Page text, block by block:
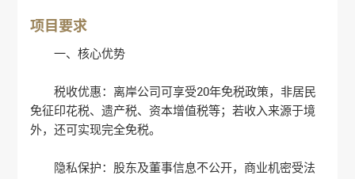
项目要求
一、核心优势
‌税收优惠‌：离岸公司可享受20年免税政策，非居民
免征印花税、遗产税、资本增值税等‌；若收入来源于境
外，还可实现完全免税‌。
‌隐私保护‌：股东及董事信息不公开，商业机密受法